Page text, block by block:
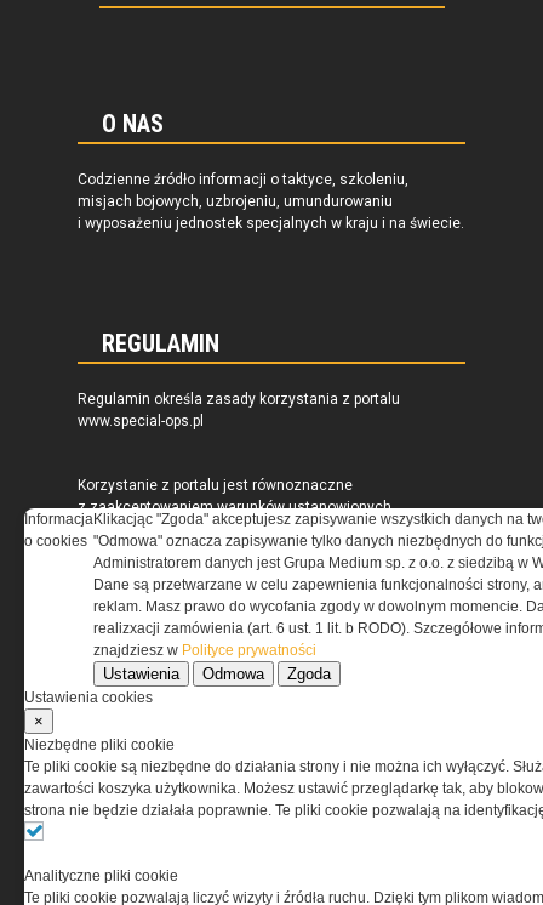
O NAS
Codzienne źródło informacji o taktyce, szkoleniu,
misjach bojowych, uzbrojeniu, umundurowaniu
i wyposażeniu jednostek specjalnych w kraju i na świecie.
REGULAMIN
Regulamin określa zasady korzystania z portalu
www.special-ops.pl
Korzystanie z portalu jest równoznaczne
z zaakceptowaniem warunków ustanowionych
przez Grupa MEDIUM Spółka z ograniczoną
odpowiedzialnością Spółka komandytowa, nr KRS:
0000537655, NIP 1132860378, REGON 146393437
(zwana dalej Grupa MEDIUM) w postaci Regulaminu.
Przeczytaj regulamin
PRYWATNOŚĆ
w celu świadczenia usług na najwyższym poziomie,
w tym w sposób dostosowany do indywidualnych potrzeb.
Informacja
o cookies
Klikacjąc "Zgoda" akceptujesz zapisywanie wszystkich danych na
"Odmowa" oznacza zapisywanie tylko danych niezbędnych do
Administratorem danych jest Grupa Medium sp. z o.o. z siedzibą w
Dane są przetwarzane w celu zapewnienia funkcjonalności strony,
reklam. Masz prawo do wycofania zgody w dowolnym momencie.
realizxacji zamówienia (art. 6 ust. 1 lit. b RODO). Szczegółowe
znajdziesz w Polityce prywatności
Ustawienia Odmowa Zgoda
Ustawienia cookies
×
Niezbędne pliki cookie
Te pliki cookie są niezbędne do działania strony i nie można ich wyłączyć.
zawartości koszyka użytkownika. Możesz ustawić przeglądarkę tak, aby
strona nie będzie działała poprawnie. Te pliki cookie pozwalają na
Analityczne pliki cookie
Te pliki cookie pozwalają liczyć wizyty i źródła ruchu. Dzięki tym plikom